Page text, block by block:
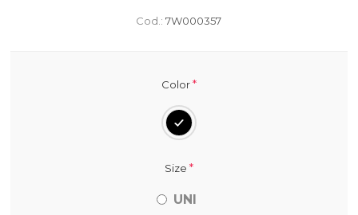
Cod.: 7W000357
Color*
Size *
UNI